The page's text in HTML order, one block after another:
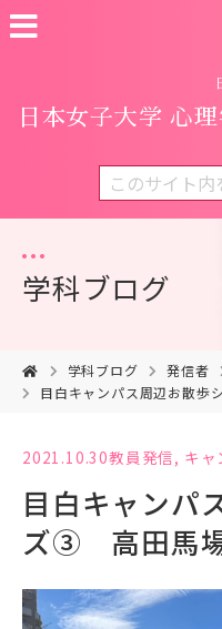
日本女子大学 心
学科ブログ
学科ブログ 発信者
目白キャンパス周辺お散
2021.10.30教員発信, キャ
目白キャンパ
ズ③ 高田馬